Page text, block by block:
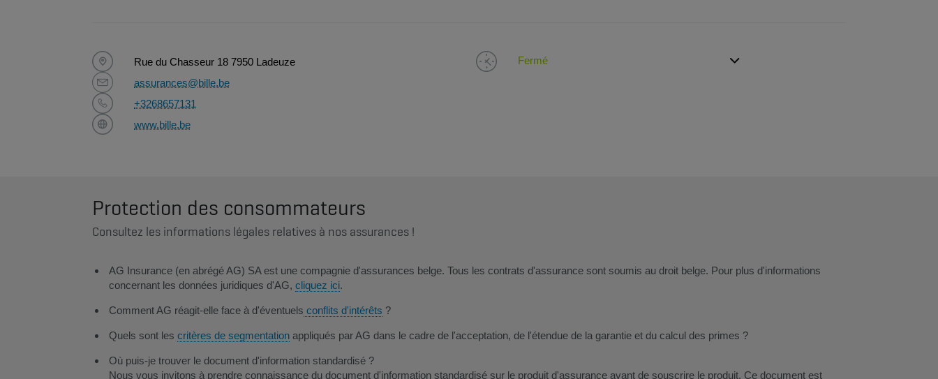
Rue du Chasseur 18 7950 Ladeuze
assurances@bille.be
+3268657131
www.bille.be
Fermé
Protection des consommateurs
Consultez les informations légales relatives à nos assurances !​
AG Insurance (en abrégé AG) SA est une compagnie d'assurances belge. Tous les contrats d'assurance sont soumis au droit belge. Pour plus d'informations
concernant les données juridiques d'AG, cliquez ici​.
Comment AG réagit-elle face à d'éventuels conflits d'intérêts ?
Quels sont les critères de segmentation appliqués par AG dans le cadre de l'acceptation, de l'ét​​​endue de la garantie et du calcul des primes ?
Où puis-je trouver le document d'information standardisé ?
Nous vous invitons à prendre connaissance du document d'information standardisé sur le produit d'assurance avant de souscrire le produit. Ce document est